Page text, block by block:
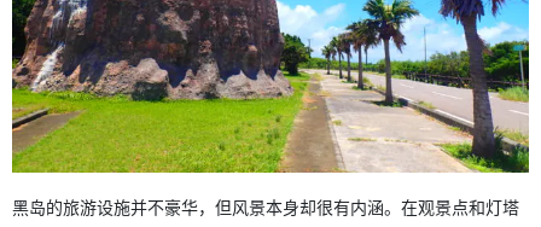
黑岛的旅游设施并不豪华，但风景本身却很有内涵。在观景点和灯塔